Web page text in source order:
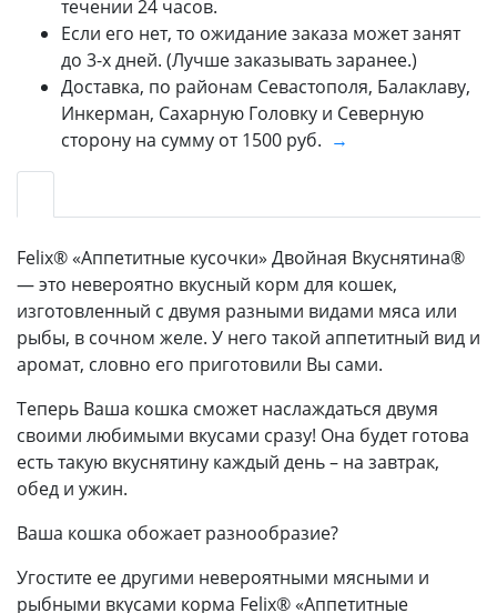
течении 24 часов.
Если его нет, то ожидание заказа может занят
до 3-х дней. (Лучше заказывать заранее.)
Доставка, по районам Севастополя, Балаклаву,
Инкерман, Сахарную Головку и Северную
сторону на сумму от 1500 руб. →
Felix® «Аппетитные кусочки» Двойная Вкуснятина®
— это невероятно вкусный корм для кошек,
изготовленный с двумя разными видами мяса или
рыбы, в сочном желе. У него такой аппетитный вид и
аромат, словно его приготовили Вы сами.
Теперь Ваша кошка сможет наслаждаться двумя
своими любимыми вкусами сразу! Она будет готова
есть такую вкуснятину каждый день – на завтрак,
обед и ужин.
Ваша кошка обожает разнообразие?
Угостите ее другими невероятными мясными и
рыбными вкусами корма Felix® «Аппетитные